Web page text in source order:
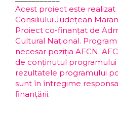
Acest proiect este realizat
Consiliului Județean
Proiect co-finanțat de
Cultural Național.
necesar poziţia AFCN.
de conținutul
rezultatele programului
sunt în întregime
finanțării.